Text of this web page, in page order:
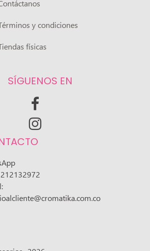
y condiciones
físicas
SÍGUENOS EN

